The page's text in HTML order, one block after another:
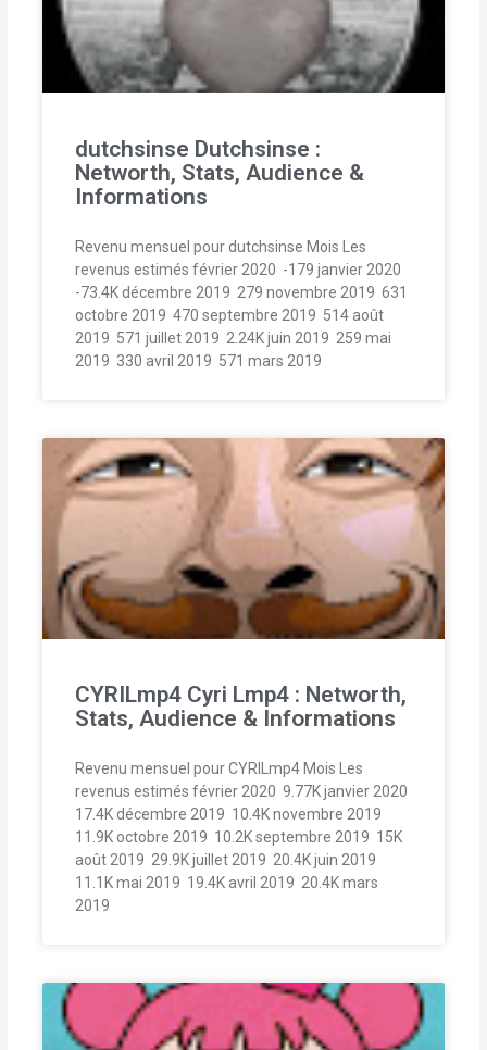
dutchsinse Dutchsinse :
Networth, Stats, Audience &
Informations
Revenu mensuel pour dutchsinse Mois Les
revenus estimés février 2020  -179 janvier 2020 
-73.4K décembre 2019  279 novembre 2019  631
octobre 2019  470 septembre 2019  514 août
2019  571 juillet 2019  2.24K juin 2019  259 mai
2019  330 avril 2019  571 mars 2019 
CYRILmp4 Cyri Lmp4 : Networth,
Stats, Audience & Informations
Revenu mensuel pour CYRILmp4 Mois Les
revenus estimés février 2020  9.77K janvier 2020 
17.4K décembre 2019  10.4K novembre 2019 
11.9K octobre 2019  10.2K septembre 2019  15K
août 2019  29.9K juillet 2019  20.4K juin 2019 
11.1K mai 2019  19.4K avril 2019  20.4K mars
2019 